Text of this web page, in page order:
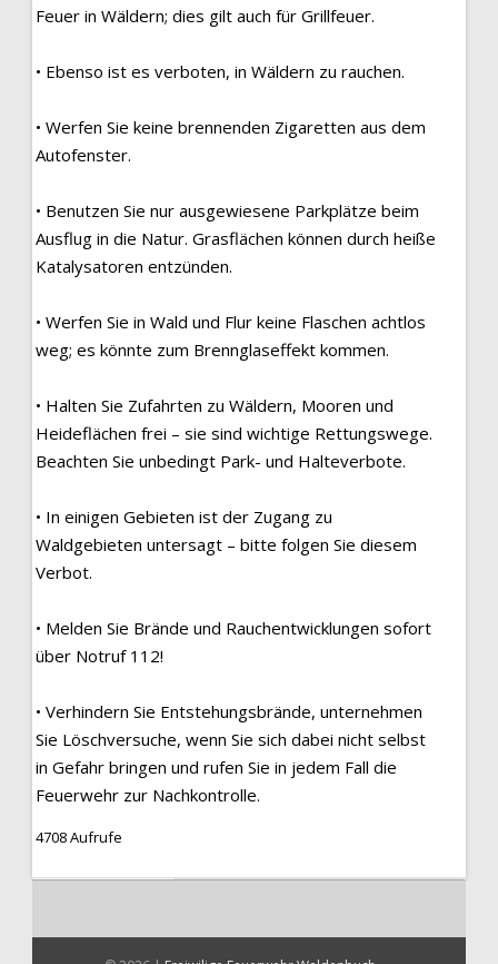
Feuer in Wäldern; dies gilt auch für Grillfeuer.
• Ebenso ist es verboten, in Wäldern zu rauchen.
• Werfen Sie keine brennenden Zigaretten aus dem
Autofenster.
• Benutzen Sie nur ausgewiesene Parkplätze beim
Ausflug in die Natur. Grasflächen können durch heiße
Katalysatoren entzünden.
• Werfen Sie in Wald und Flur keine Flaschen achtlos
weg; es könnte zum Brennglaseffekt kommen.
• Halten Sie Zufahrten zu Wäldern, Mooren und
Heideflächen frei – sie sind wichtige Rettungswege.
Beachten Sie unbedingt Park- und Halteverbote.
• In einigen Gebieten ist der Zugang zu
Waldgebieten untersagt – bitte folgen Sie diesem
Verbot.
• Melden Sie Brände und Rauchentwicklungen sofort
über Notruf 112!
• Verhindern Sie Entstehungsbrände, unternehmen
Sie Löschversuche, wenn Sie sich dabei nicht selbst
in Gefahr bringen und rufen Sie in jedem Fall die
Feuerwehr zur Nachkontrolle.
4708 Aufrufe